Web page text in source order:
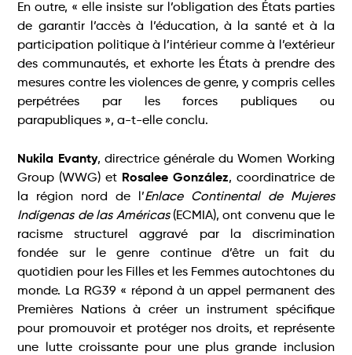
En outre, « elle insiste sur l’obligation des États parties
de garantir l’accès à l’éducation, à la santé et à la
participation politique à l’intérieur comme à l’extérieur
des communautés, et exhorte les États à prendre des
mesures contre les violences de genre, y compris celles
perpétrées par les forces publiques ou
parapubliques », a-t-elle conclu.
Nukila Evanty, directrice générale du Women Working
Group (WWG) et Rosalee González, coordinatrice de
la région nord de l’Enlace Continental de Mujeres
Indígenas de las Américas(ECMIA), ont convenu que le
racisme structurel aggravé par la discrimination
fondée sur le genre continue d’être un fait du
quotidien pour les Filles et les Femmes autochtones du
monde. La RG39 « répond à un appel permanent des
Premières Nations à créer un instrument spécifique
pour promouvoir et protéger nos droits, et représente
une lutte croissante pour une plus grande inclusion